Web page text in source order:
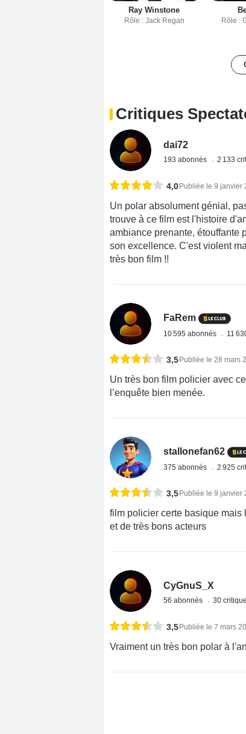
Ray Winstone
Rôle : Jack Regan Rôle :
Critiques
dai72
193 abonnés 2 133
4,0 Publiée le 9 janvier
Un polar absolument génial,
trouve à ce film est l'histoire
ambiance prenante, étouffante
son excellence. C'est violent
très bon film !!
FaRem
10 595 abonnés 11
3,5 Publiée le 28 mars
Un très bon film policier avec
l’enquête bien menée.
stallonefan62
375 abonnés 2 925
3,5 Publiée le 9 janvier
film policier certe basique mais
et de très bons acteurs
CyGnuS_X
56 abonnés 30
3,5 Publiée le 7 mars
Vraiment un très bon polar à